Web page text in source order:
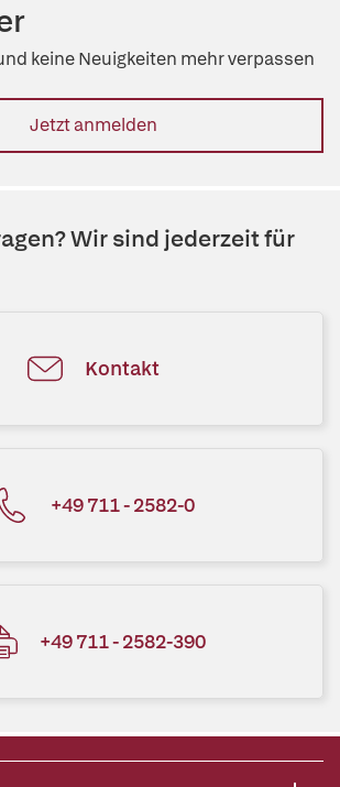
keine Neuigkeiten mehr verpassen
Jetzt anmelden
Wir sind jederzeit für
Kontakt
+49 711 - 2582-0
+49 711 - 2582-390